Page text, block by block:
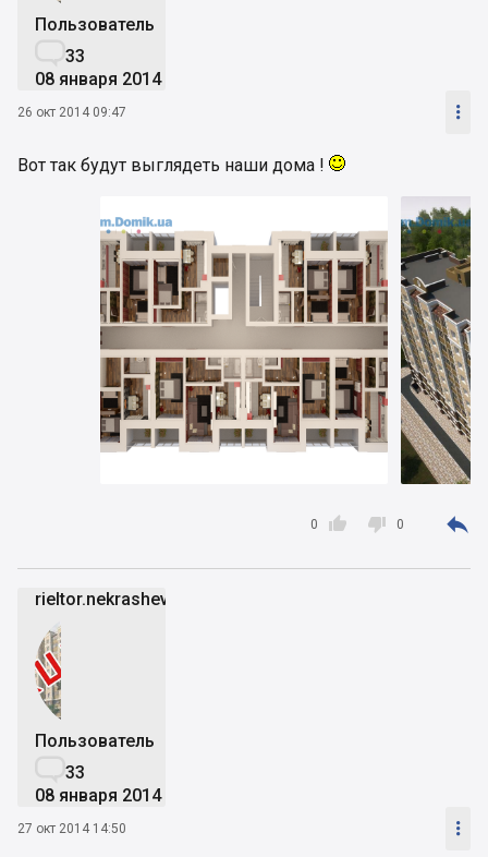
Пользователь
33
08 января 2014
26 окт 2014 09:47 
Вот так будут выглядеть наши дома !

0  0 
rieltor.nekrashevich
Пользователь
33
08 января 2014
27 окт 2014 14:50 